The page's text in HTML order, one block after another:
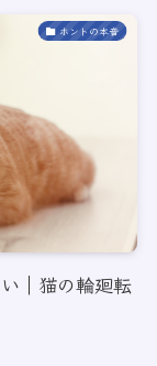
ホントの本音
｜猫の輪廻転